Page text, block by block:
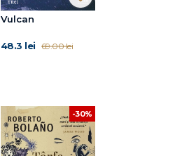
Vulcan
48.3 lei 69.00 lei
-30%